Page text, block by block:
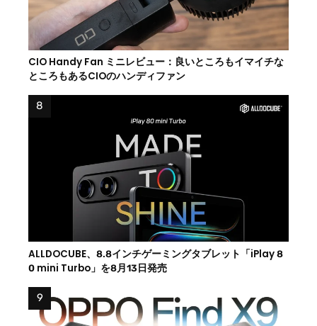
CIO Handy Fan ミニレビュー：良いところもイマイチな
ところもあるCIOのハンディファン
ALLDOCUBE、8.8インチゲーミングタブレット「iPlay 8
0 mini Turbo」を8月13日発売